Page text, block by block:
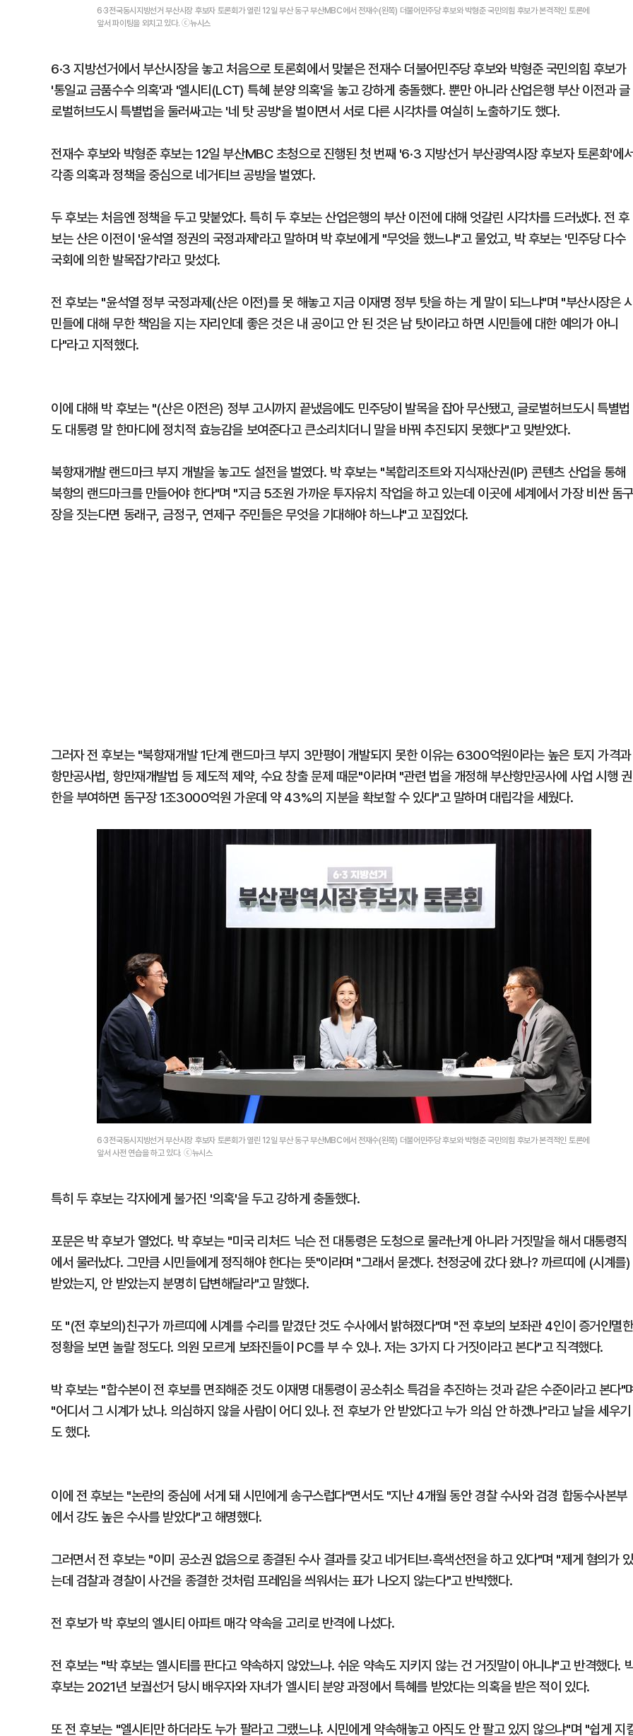
6·3전국동시지방선거 부산시장 후보자 토론회가 열린 12일 부산 동구 부산MBC에서 전재수(왼쪽) 더불어민주당 후보와 박형준 국민의힘 후보가 본격적인 토론에
앞서 파이팅을 외치고 있다. ⓒ뉴시스
6·3 지방선거에서 부산시장을 놓고 처음으로 토론회에서 맞붙은 전재수 더불어민주당 후보와 박형준 국민의힘 후보가
'통일교 금품수수 의혹'과 '엘시티(LCT) 특혜 분양 의혹'을 놓고 강하게 충돌했다. 뿐만 아니라 산업은행 부산 이전과 글
로벌허브도시 특별법을 둘러싸고는 '네 탓 공방'을 벌이면서 서로 다른 시각차를 여실히 노출하기도 했다.
전재수 후보와 박형준 후보는 12일 부산MBC 초청으로 진행된 첫 번째 '6·3 지방선거 부산광역시장 후보자 토론회'에
각종 의혹과 정책을 중심으로 네거티브 공방을 벌였다.
두 후보는 처음엔 정책을 두고 맞붙었다. 특히 두 후보는 산업은행의 부산 이전에 대해 엇갈린 시각차를 드러냈다. 전 후
보는 산은 이전이 '윤석열 정권의 국정과제'라고 말하며 박 후보에게 "무엇을 했느냐"고 물었고, 박 후보는 '민주당 다수
국회에 의한 발목잡기'라고 맞섰다.
전 후보는 "윤석열 정부 국정과제(산은 이전)를 못 해놓고 지금 이재명 정부 탓을 하는 게 말이 되느냐"며 "부산시장은
민들에 대해 무한 책임을 지는 자리인데 좋은 것은 내 공이고 안 된 것은 남 탓이라고 하면 시민들에 대한 예의가 아니
다"라고 지적했다.
이에 대해 박 후보는 "(산은 이전은) 정부 고시까지 끝냈음에도 민주당이 발목을 잡아 무산됐고, 글로벌허브도시 특별법
도 대통령 말 한마디에 정치적 효능감을 보여준다고 큰소리치더니 말을 바꿔 추진되지 못했다"고 맞받았다.
북항재개발 랜드마크 부지 개발을 놓고도 설전을 벌였다. 박 후보는 "복합리조트와 지식재산권(IP) 콘텐츠 산업을 통해
북항의 랜드마크를 만들어야 한다"며 "지금 5조원 가까운 투자유치 작업을 하고 있는데 이곳에 세계에서 가장 비싼 돔
장을 짓는다면 동래구, 금정구, 연제구 주민들은 무엇을 기대해야 하느냐"고 꼬집었다.
그러자 전 후보는 "북항재개발 1단계 랜드마크 부지 3만평이 개발되지 못한 이유는 6300억원이라는 높은 토지 가격과
항만공사법, 항만재개발법 등 제도적 제약, 수요 창출 문제 때문"이라며 "관련 법을 개정해 부산항만공사에 사업 시행 권
한을 부여하면 돔구장 1조3000억원 가운데 약 43%의 지분을 확보할 수 있다"고 말하며 대립각을 세웠다.
6·3전국동시지방선거 부산시장 후보자 토론회가 열린 12일 부산 동구 부산MBC에서 전재수(왼쪽) 더불어민주당 후보와 박형준 국민의힘 후보가 본격적인 토론에
앞서 사전 연습을 하고 있다. ⓒ뉴시스
특히 두 후보는 각자에게 불거진 '의혹'을 두고 강하게 충돌했다.
포문은 박 후보가 열었다. 박 후보는 "미국 리처드 닉슨 전 대통령은 도청으로 물러난게 아니라 거짓말을 해서 대통령직
에서 물러났다. 그만큼 시민들에게 정직해야 한다는 뜻"이라며 "그래서 묻겠다. 천정궁에 갔다 왔나? 까르띠에 (시계를)
받았는지, 안 받았는지 분명히 답변해달라"고 말했다.
또 "(전 후보의)친구가 까르띠에 시계를 수리를 맡겼단 것도 수사에서 밝혀졌다"며 "전 후보의 보좌관 4인이 증거인멸한
정황을 보면 놀랄 정도다. 의원 모르게 보좌진들이 PC를 부 수 있나. 저는 3가지 다 거짓이라고 본다"고 직격했다.
박 후보는 "합수본이 전 후보를 면죄해준 것도 이재명 대통령이 공소취소 특검을 추진하는 것과 같은 수준이라고 본다"
"어디서 그 시계가 났나. 의심하지 않을 사람이 어디 있나. 전 후보가 안 받았다고 누가 의심 안 하겠나"라고 날을 세우기
도 했다.
이에 전 후보는 "논란의 중심에 서게 돼 시민에게 송구스럽다"면서도 "지난 4개월 동안 경찰 수사와 검경 합동수사본부
에서 강도 높은 수사를 받았다"고 해명했다.
그러면서 전 후보는 "이미 공소권 없음으로 종결된 수사 결과를 갖고 네거티브·흑색선전을 하고 있다"며 "제게 혐의가 있
는데 검찰과 경찰이 사건을 종결한 것처럼 프레임을 씌워서는 표가 나오지 않는다"고 반박했다.
전 후보가 박 후보의 엘시티 아파트 매각 약속을 고리로 반격에 나섰다.
전 후보는 "박 후보는 엘시티를 판다고 약속하지 않았느냐. 쉬운 약속도 지키지 않는 건 거짓말이 아니냐"고 반격했다.
후보는 2021년 보궐선거 당시 배우자와 자녀가 엘시티 분양 과정에서 특혜를 받았다는 의혹을 받은 적이 있다.
또 전 후보는 "엘시티만 하더라도 누가 팔라고 그랬느냐. 시민에게 약속해놓고 아직도 안 팔고 있지 않으냐"며 "쉽게 지